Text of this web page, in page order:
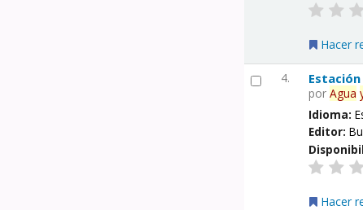
Hacer
4.
porAgua
Idioma:
Editor:
Hacer